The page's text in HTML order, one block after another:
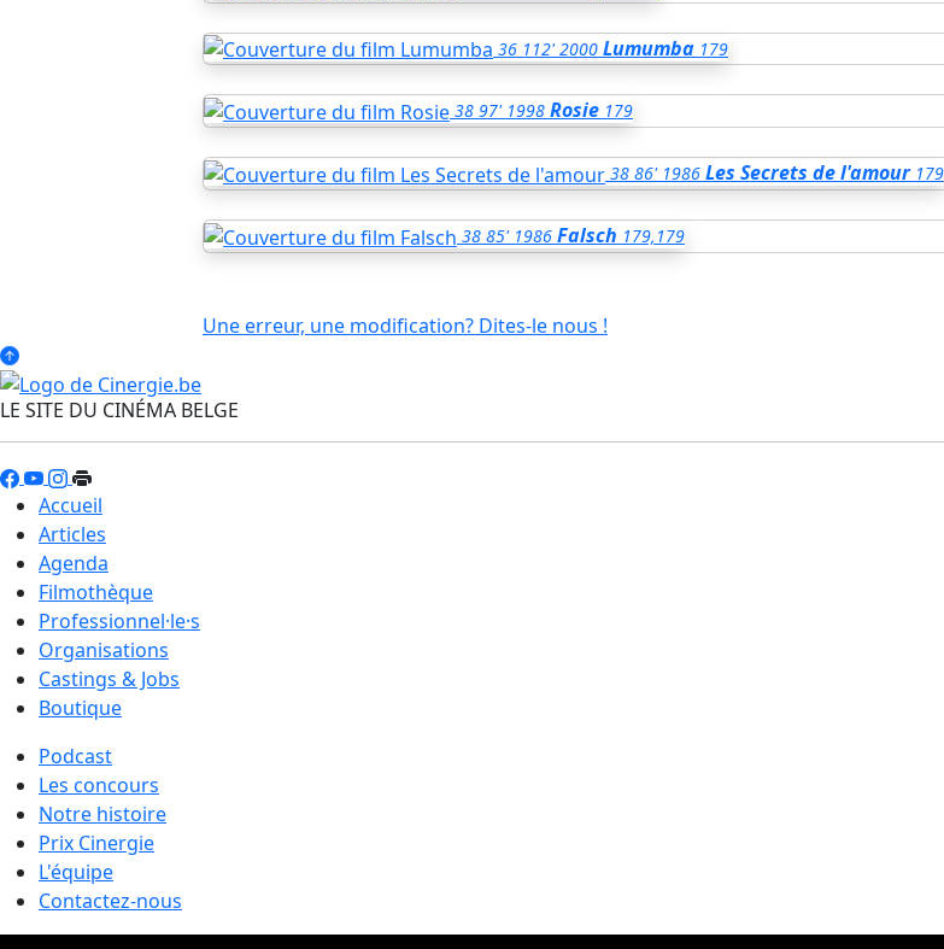
36 112' 2000 Lumumba 179
38 97' 1998 Rosie 179
38 86' 1986 Les Secrets de l'amour 179
38 85' 1986 Falsch 179,179
Une erreur, une modification? Dites-le nous !
LE SITE DU CINÉMA BELGE
Accueil
Articles
Agenda
Filmothèque
Professionnel·le·s
Organisations
Castings & Jobs
Boutique
Podcast
Les concours
Notre histoire
Prix Cinergie
L'équipe
Contactez-nous